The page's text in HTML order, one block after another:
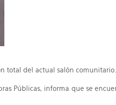
total del actual salón comunitario.
Públicas, informa que se